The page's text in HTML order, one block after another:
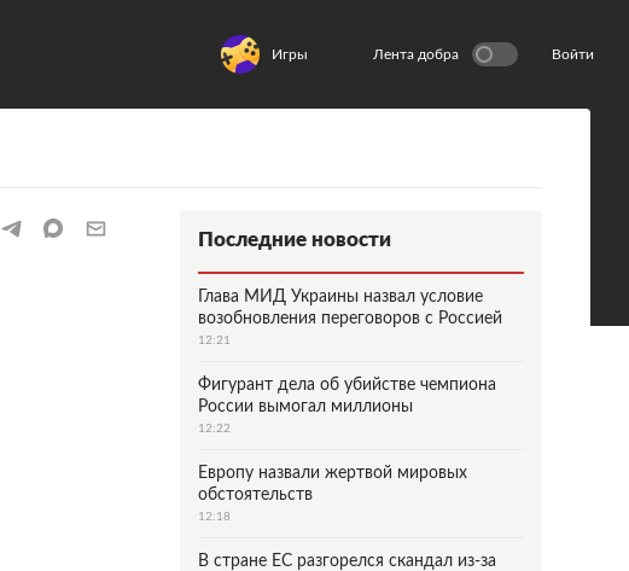
Игры Лента добра Войти
Последние новости
Глава МИД Украины назвал условие
возобновления переговоров с Россией
12:21
Фигурант дела об убийстве чемпиона
России вымогал миллионы
12:22
Европу назвали жертвой мировых
обстоятельств
12:18
В стране ЕС разгорелся скандал из-за